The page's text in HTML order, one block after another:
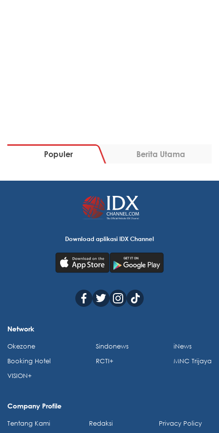
Populer Berita Utama
Download aplikasi IDX Channel
Network
Okezone
Booking Hotel
VISION+
Sindonews
RCTI+
iNews
MNC Trijaya
Company Profile
Tentang Kami Redaksi Privacy Policy